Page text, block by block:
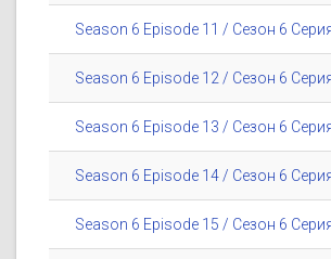
Season 6 Episode 11 / Сезон 6
Season 6 Episode 12 / Сезон 6
Season 6 Episode 13 / Сезон 6
Season 6 Episode 14 / Сезон 6
Season 6 Episode 15 / Сезон 6